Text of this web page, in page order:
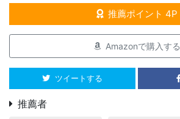
推薦ポイント 4P
Amazonで購入する
ツイートする
推薦者